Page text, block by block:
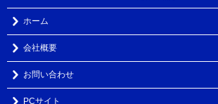
ホーム
会社概要
お問い合わせ
PCサイト